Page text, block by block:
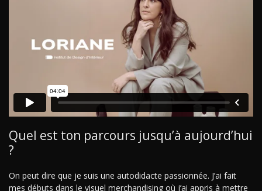
Quel est ton parcours jusqu’à aujourd’hui
?
On peut dire que je suis une autodidacte passionnée. J’ai fait
mes débuts dans le visuel merchandising où j’ai appris à mettre